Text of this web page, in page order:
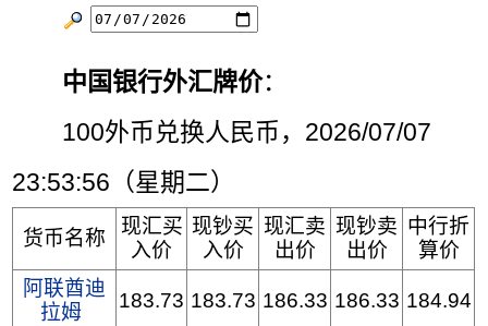
中国银行外汇牌价：
100外币兑换人民币，2026/07/07
23:53:56（星期二）
货币名称
现汇买
入价
现钞买
入价
现汇卖
出价
现钞卖
出价
中行折
算价
阿联酋迪
拉姆
183.73 183.73 186.33 186.33 184.94